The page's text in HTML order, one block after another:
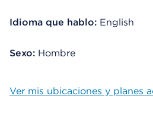
Idioma que hablo: English
Sexo: Hombre
Ver mis ubicaciones y planes